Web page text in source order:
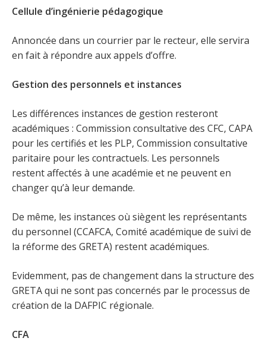
Cellule d’ingénierie pédagogique
Annoncée dans un courrier par le recteur, elle servira
en fait à répondre aux appels d’offre.
Gestion des personnels et instances
Les différences instances de gestion resteront
académiques : Commission consultative des CFC, CAPA
pour les certifiés et les PLP, Commission consultative
paritaire pour les contractuels. Les personnels
restent affectés à une académie et ne peuvent en
changer qu’à leur demande.
De même, les instances où siègent les représentants
du personnel (CCAFCA, Comité académique de suivi de
la réforme des GRETA) restent académiques.
Evidemment, pas de changement dans la structure des
GRETA qui ne sont pas concernés par le processus de
création de la DAFPIC régionale.
CFA